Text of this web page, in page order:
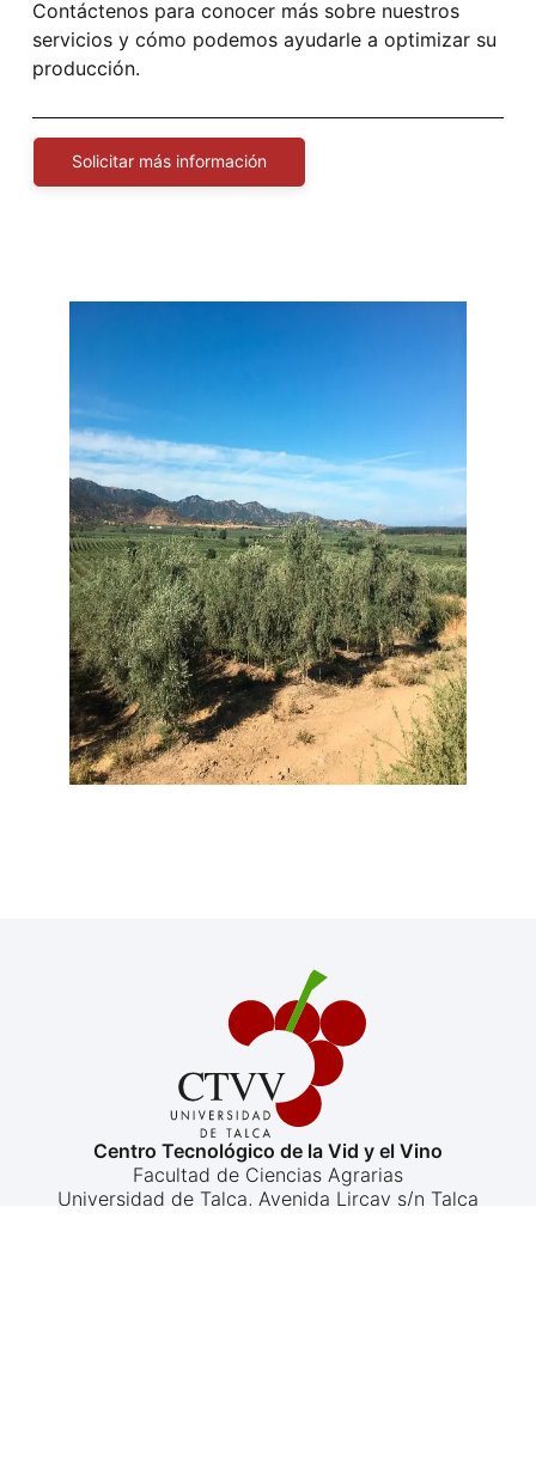
Contáctenos para conocer más sobre nuestros
servicios y cómo podemos ayudarle a optimizar su
producción.
Solicitar más información
Centro Tecnológico de la Vid y el Vino
Facultad de Ciencias Agrarias
Universidad de Talca, Avenida Lircay s/n Talca